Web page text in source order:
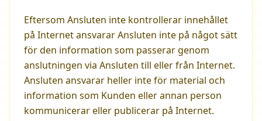
Eftersom Ansluten inte kontrollerar innehållet
på Internet ansvarar Ansluten inte på något sätt
för den information som passerar genom
anslutningen via Ansluten till eller från Internet.
Ansluten ansvarar heller inte för material och
information som Kunden eller annan person
kommunicerar eller publicerar på Internet.